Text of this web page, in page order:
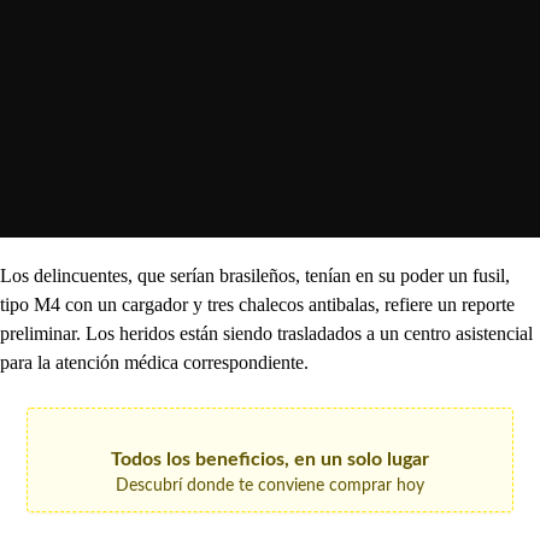
Los delincuentes, que serían brasileños, tenían en su poder un fusil,
tipo M4 con un cargador y tres chalecos antibalas, refiere un reporte
preliminar. Los heridos están siendo trasladados a un centro asistencial
para la atención médica correspondiente.
Todos los beneficios, en un solo lugar
Descubrí donde te conviene comprar hoy